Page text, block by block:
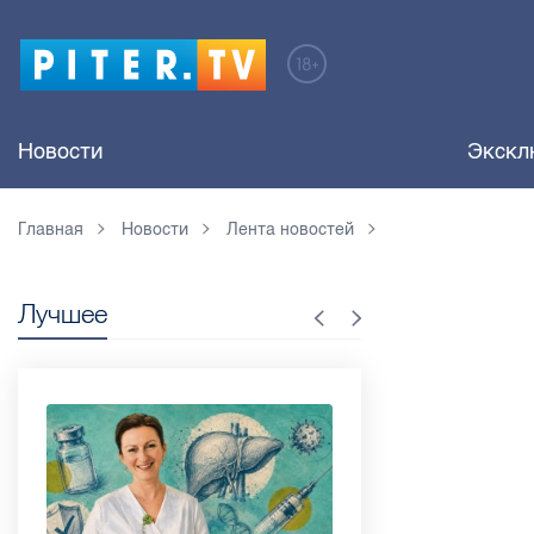
Новости
Главная Новости Лента новостей
Лучшее